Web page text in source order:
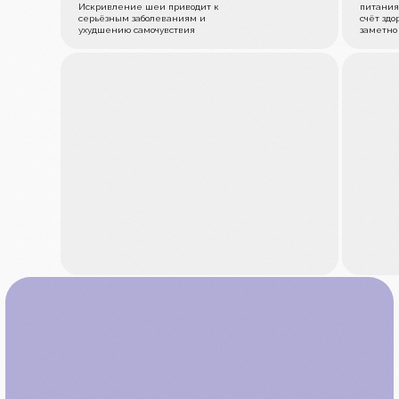
счёт
Искривление шеи приводит к
серьёзным заболеваниям и
ухудшению самочувствия
miyabi.academy@mail.ru